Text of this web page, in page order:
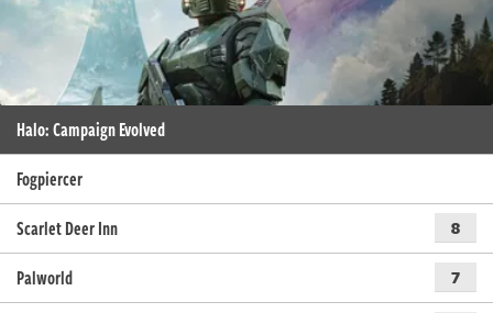
Halo: Campaign Evolved
Fogpiercer
Scarlet Deer Inn
8
Palworld 7